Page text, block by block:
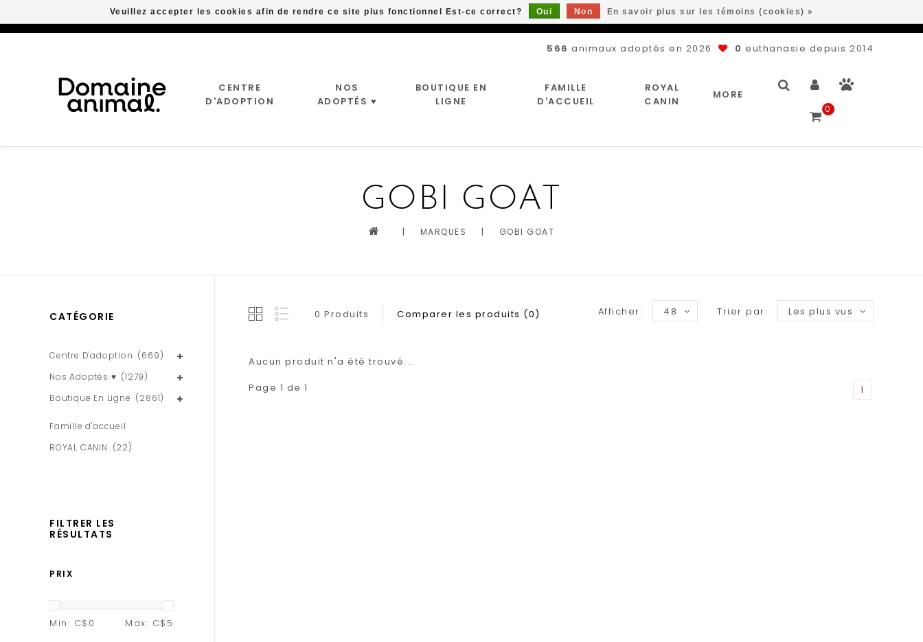
566 animaux adoptés en 2026 0 euthanasie depuis 2014
CENTRE
D'ADOPTION
NOS
ADOPTÉS ♥
BOUTIQUE EN
LIGNE
FAMILLE
D'ACCUEIL
ROYAL
CANIN
MORE
0
GOBI GOAT
| MARQUES | GOBI GOAT
CATÉGORIE
Centre D'adoption (669)
Nos Adoptés ♥ (1279)
Boutique En Ligne (2861)
Famille d'accueil
ROYAL CANIN (22)
FILTRER LES
RÉSULTATS
PRIX
Min: C$ 0 Max: C$ 5
0 Produits Comparer les produits (0) Trier par: Les plus vus
Afficher: 48
Aucun produit n'a été trouvé...
Page 1 de 1
1
Veuillez accepter les cookies afin de rendre ce site plus fonctionnel Est-ce correct? Oui Non En savoir plus sur les témoins (cookies) »
Livraison gratuite à partir de 89$*